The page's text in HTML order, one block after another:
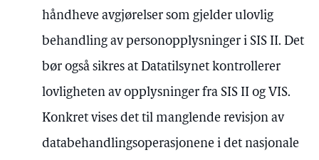
håndheve avgjørelser som gjelder ulovlig
behandling av personopplysninger i SIS II. Det
bør også sikres at Datatilsynet kontrollerer
lovligheten av opplysninger fra SIS II og VIS.
Konkret vises det til manglende revisjon av
databehandlingsoperasjonene i det nasjonale